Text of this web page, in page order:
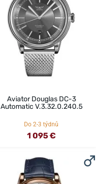
Aviator Douglas DC-3
Automatic V.3.32.0.240.5
Do 2-3 týdnů
1 095 €